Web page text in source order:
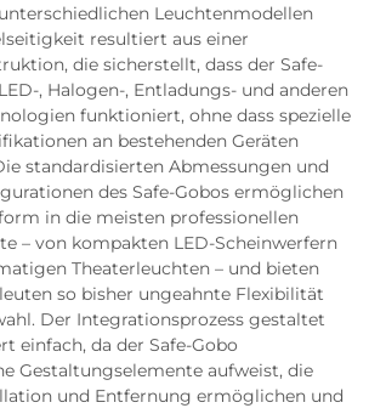
Leuchtenmodellen
resultiert aus einer
die sicherstellt, dass der Safe-
, Halogen-, Entladungs- und anderen
funktioniert, ohne dass spezielle
an bestehenden Geräten
standardisierten Abmessungen und
des Safe-Gobos ermöglichen
in die meisten professionellen
– von kompakten LED-Scheinwerfern
Theaterleuchten – und bieten
so bisher ungeahnte Flexibilität
Der Integrationsprozess gestaltet
einfach, da der Safe-Gobo
Gestaltungselemente aufweist, die
und Entfernung ermöglichen und